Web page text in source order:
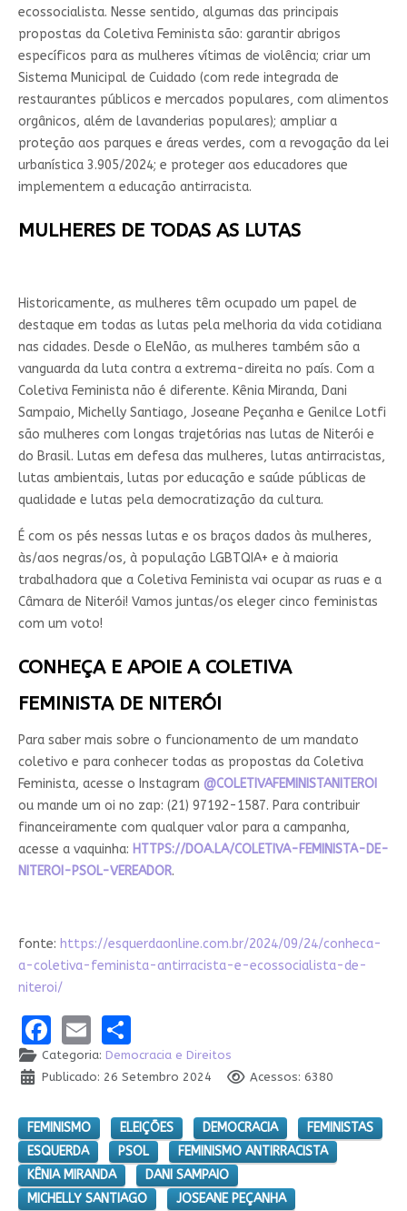
ecossocialista. Nesse sentido, algumas das principais
propostas da Coletiva Feminista são: garantir abrigos
específicos para as mulheres vítimas de violência; criar um
Sistema Municipal de Cuidado (com rede integrada de
restaurantes públicos e mercados populares, com alimentos
orgânicos, além de lavanderias populares); ampliar a
proteção aos parques e áreas verdes, com a revogação da lei
urbanística 3.905/2024; e proteger aos educadores que
implementem a educação antirracista.
MULHERES DE TODAS AS LUTAS
Historicamente, as mulheres têm ocupado um papel de
destaque em todas as lutas pela melhoria da vida cotidiana
nas cidades. Desde o EleNão, as mulheres também são a
vanguarda da luta contra a extrema-direita no país. Com a
Coletiva Feminista não é diferente. Kênia Miranda, Dani
Sampaio, Michelly Santiago, Joseane Peçanha e Genilce Lotfi
são mulheres com longas trajetórias nas lutas de Niterói e
do Brasil. Lutas em defesa das mulheres, lutas antirracistas,
lutas ambientais, lutas por educação e saúde públicas de
qualidade e lutas pela democratização da cultura.
É com os pés nessas lutas e os braços dados às mulheres,
às/aos negras/os, à população LGBTQIA+ e à maioria
trabalhadora que a Coletiva Feminista vai ocupar as ruas e a
Câmara de Niterói! Vamos juntas/os eleger cinco feministas
com um voto!
CONHEÇA E APOIE A COLETIVA
FEMINISTA DE NITERÓI
Para saber mais sobre o funcionamento de um mandato
coletivo e para conhecer todas as propostas da Coletiva
Feminista, acesse o Instagram @COLETIVAFEMINISTANITEROI
ou mande um oi no zap: (21) 97192-1587. Para contribuir
financeiramente com qualquer valor para a campanha,
acesse a vaquinha: HTTPS://DOA.LA/COLETIVA-FEMINISTA-DE-
NITEROI-PSOL-VEREADOR.
fonte: https://esquerdaonline.com.br/2024/09/24/conheca-
a-coletiva-feminista-antirracista-e-ecossocialista-de-
niteroi/
Facebook
EmailShare
Categoria: Democracia e Direitos
Publicado: 26 Setembro 2024
Acessos: 6380
FEMINISMO ELEIÇÕES DEMOCRACIA
FEMINISTAS
ESQUERDA
PSOL
FEMINISMO ANTIRRACISTA
KÊNIA MIRANDA
DANI SAMPAIO
MICHELLY SANTIAGO
JOSEANE PEÇANHA